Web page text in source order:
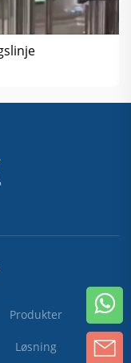
Produkter
Løsning